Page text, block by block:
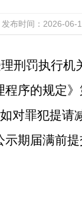
发布时间：2026-06-
罚执行机
程序的规定
对罪犯提请
示期届满前